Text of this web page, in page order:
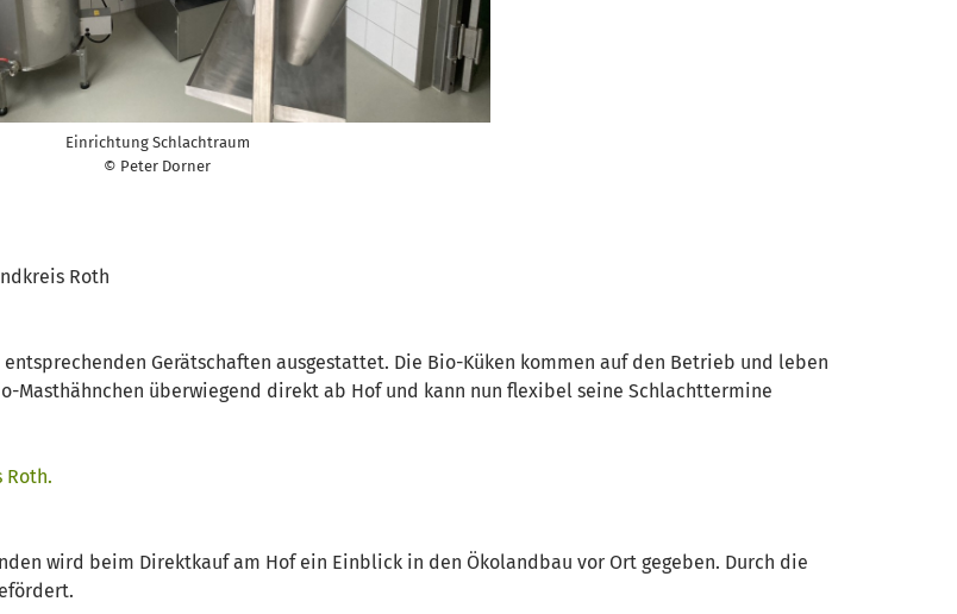
Einrichtung Schlachtraum
© Peter Dorner
Roth
Gerätschaften ausgestattet. Die Bio-Küken kommen auf den Betrieb und leben
Masthähnchen überwiegend direkt ab Hof und kann nun flexibel seine Schlachttermine
Roth.
wird beim Direktkauf am Hof ein Einblick in den Ökolandbau vor Ort gegeben. Durch die